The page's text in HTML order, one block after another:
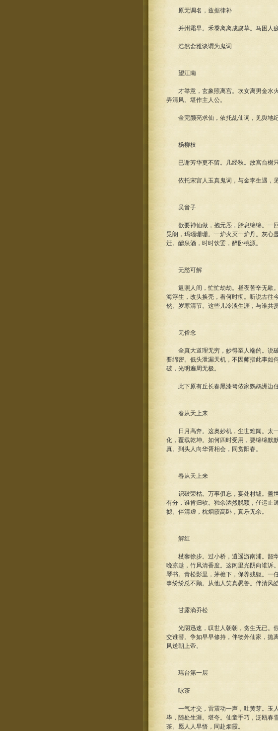
原无调名，兹据律补
并州霜早。禾黍离离成腐草。马困人疲
浩然斋雅谈谓为鬼词
望江南
才举意，玄象照离宫。坎女离男金水火
弄清风。堪作主人公。
金完颜亮求仙，依托乩仙词，见舆地纪
杨柳枝
已谢芳华更不留。几经秋。故宫台榭只
依托宋宫人玉真鬼词，与金李生遇，见
吴音子
欲要神仙做，抱元炁，胎息绵绵。一回
晃朗，玛瑙珊珊。一炉火灭一炉丹。灰心
迁。醴泉酒，时时饮罢，醉卧桃源。
无愁可解
返照人间，忙忙劫劫。昼夜苦辛无歇。
海浮生，改头换壳，看何时彻。听说古往
然、岁寒清节。这些儿冷淡生涯，与谁共
无俗念
全真大道理无穷，妙得至人端的。说破
要绵密。低头泄漏天机，不因师指此事如
破，光明遍周无极。
此下原有丘长春黑漆弩侬家鹦鹉洲边住
春从天上来
日月高奔。这奥妙机，尘世难闻。太一
化，覆载乾坤。如何四时受用，要绵绵默
真。到头人向华胥相会，同赏阳春。
春从天上来
识破荣枯。万事俱忘，宴处村墟。盖世
有分，谁肯归欤。独余洒然脱颖，任运止
摅。伴清虚，枕烟霞高卧，真乐无余。
解红
杖藜徐步。过小桥，逍遥游南浦。韶华
晚凉趁，竹风清香度。这闲里光阴向谁诉
琴书。青松影里，茅檐下，保养残躯。一
事纷纷总不顾。从他人笑真愚鲁。伴清风
甘露滴乔松
光阴迅速，叹世人朝朝，贪生无已。假
交谁替。争如早早修持，伴物外仙家，抛
风送朝上帝。
瑶台第一层
咏茶
一气才交，雷震动一声，吐黄芽。玉人
毕，随处生涯。堪夸。仙童手巧，泛瓯春
茶。愿人人早悟，同赴烟霞。